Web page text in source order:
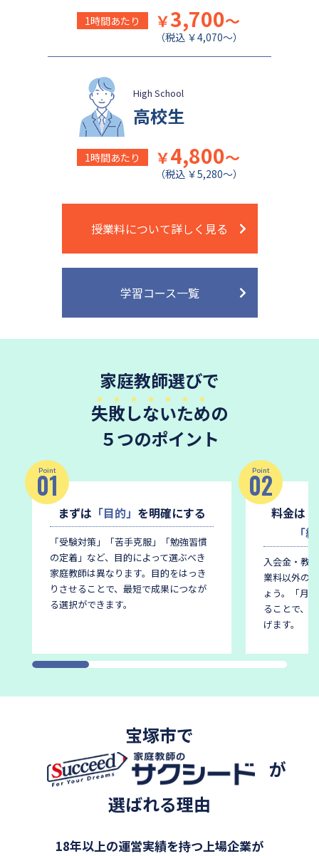
1時間あたり ￥3,700～
（税込 ￥4,070～）
High School
高校生
1時間あたり ￥4,800～
（税込 ￥5,280～）
授業料について詳しく見る
学習コース一覧
家庭教師選びで
失敗しないための
５つのポイント
Point
01
まずは 「目的」 を明確にする
「受験対策」「苦手克服」「勉強習慣
の定着」など、目的によって選ぶべき
家庭教師は異なります。 目的をはっき
りさせることで、最短で成果につなが
る選択ができます。
Point
02
料金は
「
入会金・教
業料以外の
ょう。
「月
ることで、
げます。
宝塚市で
が
選ばれる理由
18年以上の運営実績を持つ上場企業が